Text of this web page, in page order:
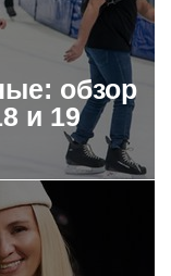
обзор
и 19